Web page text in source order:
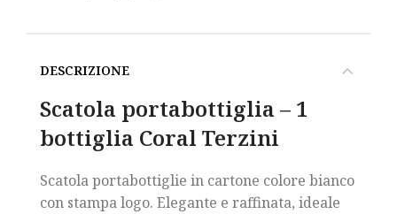
DESCRIZIONE
Scatola portabottiglia – 1
bottiglia Coral Terzini
Scatola portabottiglie in cartone colore bianco
con stampa logo. Elegante e raffinata, ideale